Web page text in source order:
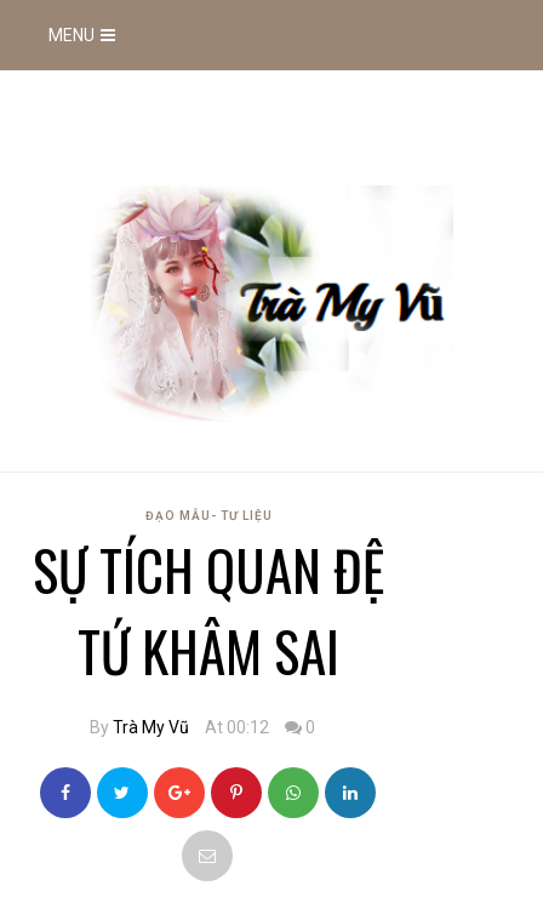
MENU
ĐẠO MẪU- TƯ LIỆU
SỰ TÍCH QUAN ĐỆ
TỨ KHÂM SAI
ByTrà My Vũ At 00:12 0